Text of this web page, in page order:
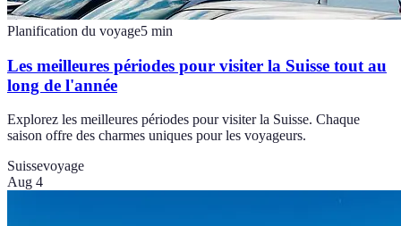
Planification du voyage5 min
Les meilleures périodes pour visiter la Suisse tout au
long de l'année
Explorez les meilleures périodes pour visiter la Suisse. Chaque
saison offre des charmes uniques pour les voyageurs.
Suissevoyage
Aug 4